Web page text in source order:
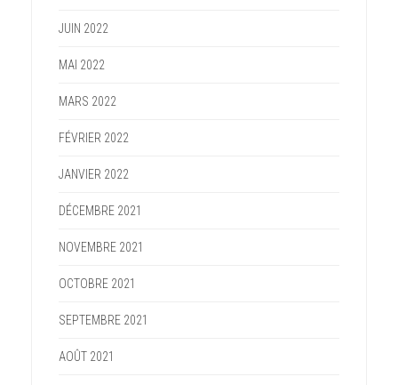
JUIN 2022
MAI 2022
MARS 2022
FÉVRIER 2022
JANVIER 2022
DÉCEMBRE 2021
NOVEMBRE 2021
OCTOBRE 2021
SEPTEMBRE 2021
AOÛT 2021